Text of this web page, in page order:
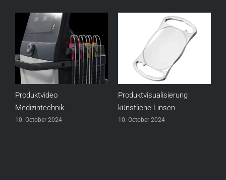
Produktvideo
Medizintechnik
10. October 2024
Produktvisualisierung
künstliche Linsen
10. October 2024